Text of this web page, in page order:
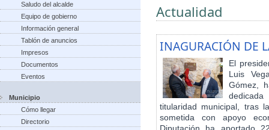
Saludo del alcalde
Equipo de gobierno
Información general
Tablón de anuncios
Impresos
Documentos
Eventos
Municipio
Cómo llegar
Directorio
Actualidad
INAGURACIÓN DE
El
Luis
Gómez,
titularidad municipal, tras
sometida con apoyo